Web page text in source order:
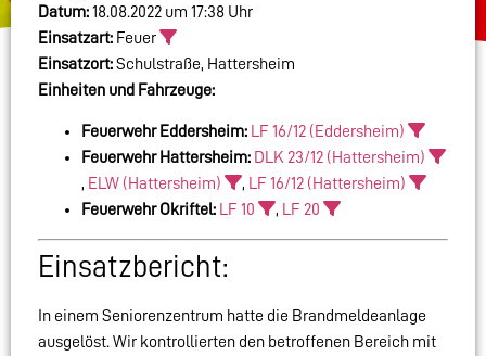
Datum:18.08.2022 um 17:38 Uhr
Einsatzart: Feuer
Einsatzort:Schulstraße, Hattersheim
Einheiten und Fahrzeuge:
Feuerwehr Eddersheim: LF 16/12 (Eddersheim)
Feuerwehr Hattersheim: DLK 23/12 (Hattersheim)
, ELW (Hattersheim) , LF 16/12 (Hattersheim)
Feuerwehr Okriftel: LF 10 , LF 20
Einsatzbericht:
In einem Seniorenzentrum hatte die Brandmeldeanlage
ausgelöst. Wir kontrollierten den betroffenen Bereich mit